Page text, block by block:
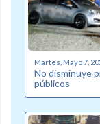
Martes, Mayo 7,
No disminuye
públicos